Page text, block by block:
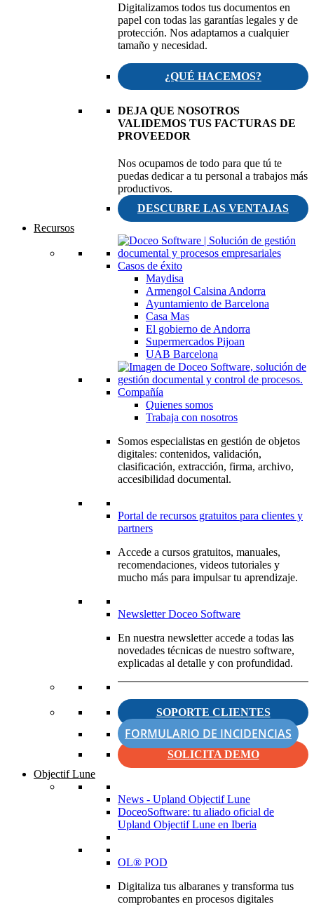
Digitalizamos todos tus documentos en
papel con todas las garantías legales y de
protección. Nos adaptamos a cualquier
tamaño y necesidad.
¿QUÉ HACEMOS?
DEJA QUE NOSOTROS
VALIDEMOS TUS FACTURAS DE
PROVEEDOR
Nos ocupamos de todo para que tú te
puedas dedicar a tu personal a trabajos más
productivos.
DESCUBRE LAS VENTAJAS
Recursos
Casos de éxito
Maydisa
Armengol Calsina Andorra
Ayuntamiento de Barcelona
Casa Mas
El gobierno de Andorra
Supermercados Pijoan
UAB Barcelona
Compañía
Quienes somos
Trabaja con nosotros
Somos especialistas en gestión de objetos
digitales: contenidos, validación,
clasificación, extracción, firma, archivo,
accesibilidad documental.
Portal de recursos gratuitos para clientes y
partners
Accede a cursos gratuitos, manuales,
recomendaciones, videos tutoriales y
mucho más para impulsar tu aprendizaje.
Newsletter Doceo Software
En nuestra newsletter accede a todas las
novedades técnicas de nuestro software,
explicadas al detalle y con profundidad.
SOPORTE CLIENTES
FORMULARIO DE INCIDENCIAS
SOLICITA DEMO
Objectif Lune
News - Upland Objectif Lune
DoceoSoftware: tu aliado oficial de
Upland Objectif Lune en Iberia
OL® POD
Digitaliza tus albaranes y transforma tus
comprobantes en procesos digitales